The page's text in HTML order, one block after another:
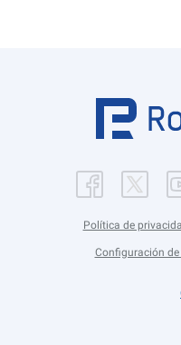
Política de
Configuración de